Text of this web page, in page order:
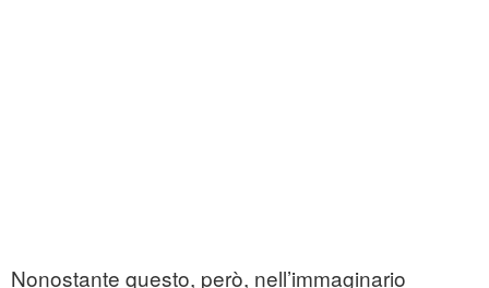
Nonostante questo, però, nell’immaginario